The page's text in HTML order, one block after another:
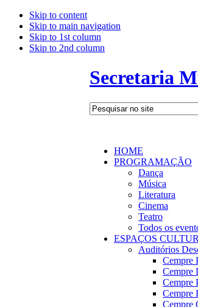
Skip to content
Skip to main navigation
Skip to 1st column
Skip to 2nd column
Secretaria
HOME
PROGRAMAÇÃO
Dança
Música
Literatura
Cinema
Teatro
Todos os
ESPAÇOS
Auditórios
Cempre
Cempre
Cempre
Cempre
Cempre